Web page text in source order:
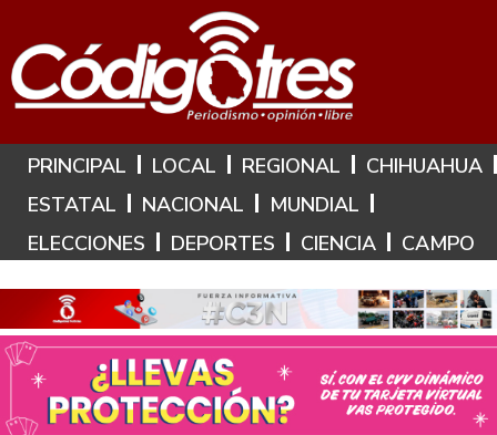
Hoy es: 6 de Agosto de 2026
PRINCIPAL LOCAL REGIONAL
CHIHUAHUA
ESTATAL
NACIONAL
MUNDIAL
ELECCIONES
DEPORTES CIENCIA CAMPO